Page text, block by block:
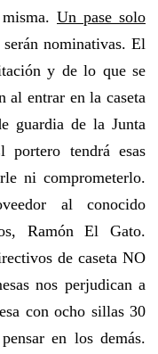
Un pase solo
nominativas. El
y de lo que se
al entrar en la caseta
guardia de la Junta
tendrá esas
ni comprometerlo.
al conocido
Ramón El Gato.
de caseta NO
nos perjudican a
con ocho sillas 30
en los demás.